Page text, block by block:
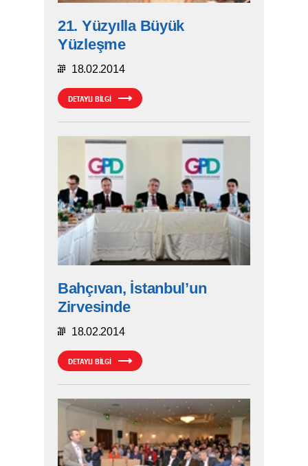
21. Yüzyılla Büyük
Yüzleşme
18.02.2014
DETAYLI BİLGİ
Bahçıvan, İstanbul’un
Zirvesinde
18.02.2014
DETAYLI BİLGİ